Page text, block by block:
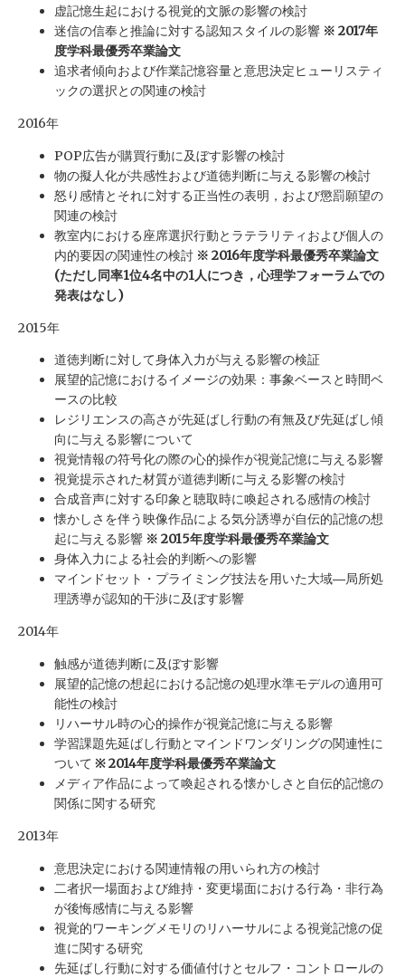
虚記憶生起における視覚的文脈の影響の検討
迷信の信奉と推論に対する認知スタイルの影響 ※ 2017年
度学科最優秀卒業論文
追求者傾向および作業記憶容量と意思決定ヒューリスティ
ックの選択との関連の検討
2016年
POP広告が購買行動に及ぼす影響の検討
物の擬人化が共感性および道徳判断に与える影響の検討
怒り感情とそれに対する正当性の表明，および懲罰願望の
関連の検討
教室内における座席選択行動とラテラリティおよび個人の
内的要因の関連性の検討 ※ 2016年度学科最優秀卒業論文
(ただし同率1位4名中の1人につき，心理学フォーラムでの
発表はなし)
2015年
道徳判断に対して身体入力が与える影響の検証
展望的記憶におけるイメージの効果：事象ベースと時間ベ
ースの比較
レジリエンスの高さが先延ばし行動の有無及び先延ばし傾
向に与える影響について
視覚情報の符号化の際の心的操作が視覚記憶に与える影響
視覚提示された材質が道徳判断に与える影響の検討
合成音声に対する印象と聴取時に喚起される感情の検討
懐かしさを伴う映像作品による気分誘導が自伝的記憶の想
起に与える影響 ※ 2015年度学科最優秀卒業論文
身体入力による社会的判断への影響
マインドセット・プライミング技法を用いた大域―局所処
理誘導が認知的干渉に及ぼす影響
2014年
触感が道徳判断に及ぼす影響
展望的記憶の想起における記憶の処理水準モデルの適用可
能性の検討
リハーサル時の心的操作が視覚記憶に与える影響
学習課題先延ばし行動とマインドワンダリングの関連性に
ついて ※ 2014年度学科最優秀卒業論文
メディア作品によって喚起される懐かしさと自伝的記憶の
関係に関する研究
2013年
意思決定における関連情報の用いられ方の検討
二者択一場面および維持・変更場面における行為・非行為
が後悔感情に与える影響
視覚的ワーキングメモリのリハーサルによる視覚記憶の促
進に関する研究
先延ばし行動に対する価値付けとセルフ・コントロールの